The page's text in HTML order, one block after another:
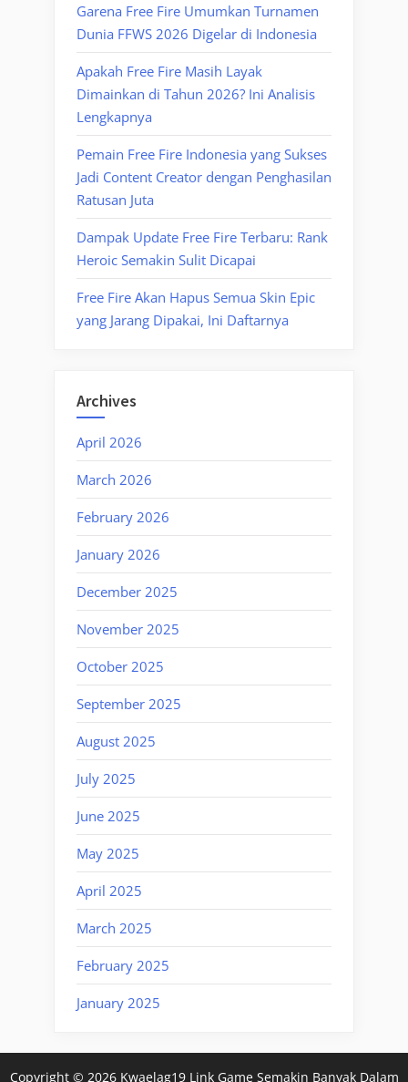
Garena Free Fire Umumkan Turnamen
Dunia FFWS 2026 Digelar di Indonesia
Apakah Free Fire Masih Layak
Dimainkan di Tahun 2026? Ini Analisis
Lengkapnya
Pemain Free Fire Indonesia yang Sukses
Jadi Content Creator dengan Penghasilan
Ratusan Juta
Dampak Update Free Fire Terbaru: Rank
Heroic Semakin Sulit Dicapai
Free Fire Akan Hapus Semua Skin Epic
yang Jarang Dipakai, Ini Daftarnya
Archives
April 2026
March 2026
February 2026
January 2026
December 2025
November 2025
October 2025
September 2025
August 2025
July 2025
June 2025
May 2025
April 2025
March 2025
February 2025
January 2025
Copyright © 2026 Kwaelag19 Link Game Semakin Banyak Dalam